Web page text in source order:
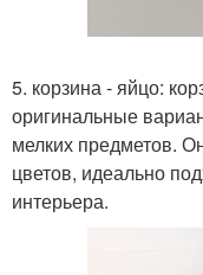
5. корзина - яйцо:
оригинальные
мелких предметов.
цветов, идеально
интерьера.